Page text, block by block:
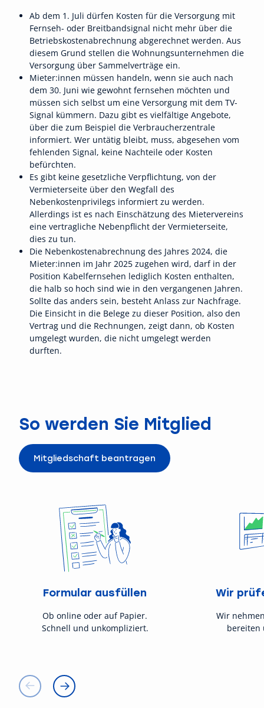
Ab dem 1. Juli dürfen Kosten für die Versorgung mit
Fernseh- oder Breitbandsignal nicht mehr über die
Betriebskostenabrechnung abgerechnet werden. Aus
diesem Grund stellen die Wohnungsunternehmen die
Versorgung über Sammelverträge ein.
Mieter:innen müssen handeln, wenn sie auch nach
dem 30. Juni wie gewohnt fernsehen möchten und
müssen sich selbst um eine Versorgung mit dem TV-
Signal kümmern. Dazu gibt es vielfältige Angebote,
über die zum Beispiel die Verbraucherzentrale
informiert. Wer untätig bleibt, muss, abgesehen vom
fehlenden Signal, keine Nachteile oder Kosten
befürchten.
Es gibt keine gesetzliche Verpflichtung, von der
Vermieterseite über den Wegfall des
Nebenkostenprivilegs informiert zu werden.
Allerdings ist es nach Einschätzung des Mietervereins
eine vertragliche Nebenpflicht der Vermieterseite,
dies zu tun.
Die Nebenkostenabrechnung des Jahres 2024, die
Mieter:innen im Jahr 2025 zugehen wird, darf in der
Position Kabelfernsehen lediglich Kosten enthalten,
die halb so hoch sind wie in den vergangenen Jahren.
Sollte das anders sein, besteht Anlass zur Nachfrage.
Die Einsicht in die Belege zu dieser Position, also den
Vertrag und die Rechnungen, zeigt dann, ob Kosten
umgelegt wurden, die nicht umgelegt werden
durften.
So werden Sie Mitglied
Mitgliedschaft beantragen
Formular ausfüllen
Ob online oder auf Papier.
Schnell und unkompliziert.
Wir
Wir
bereiten